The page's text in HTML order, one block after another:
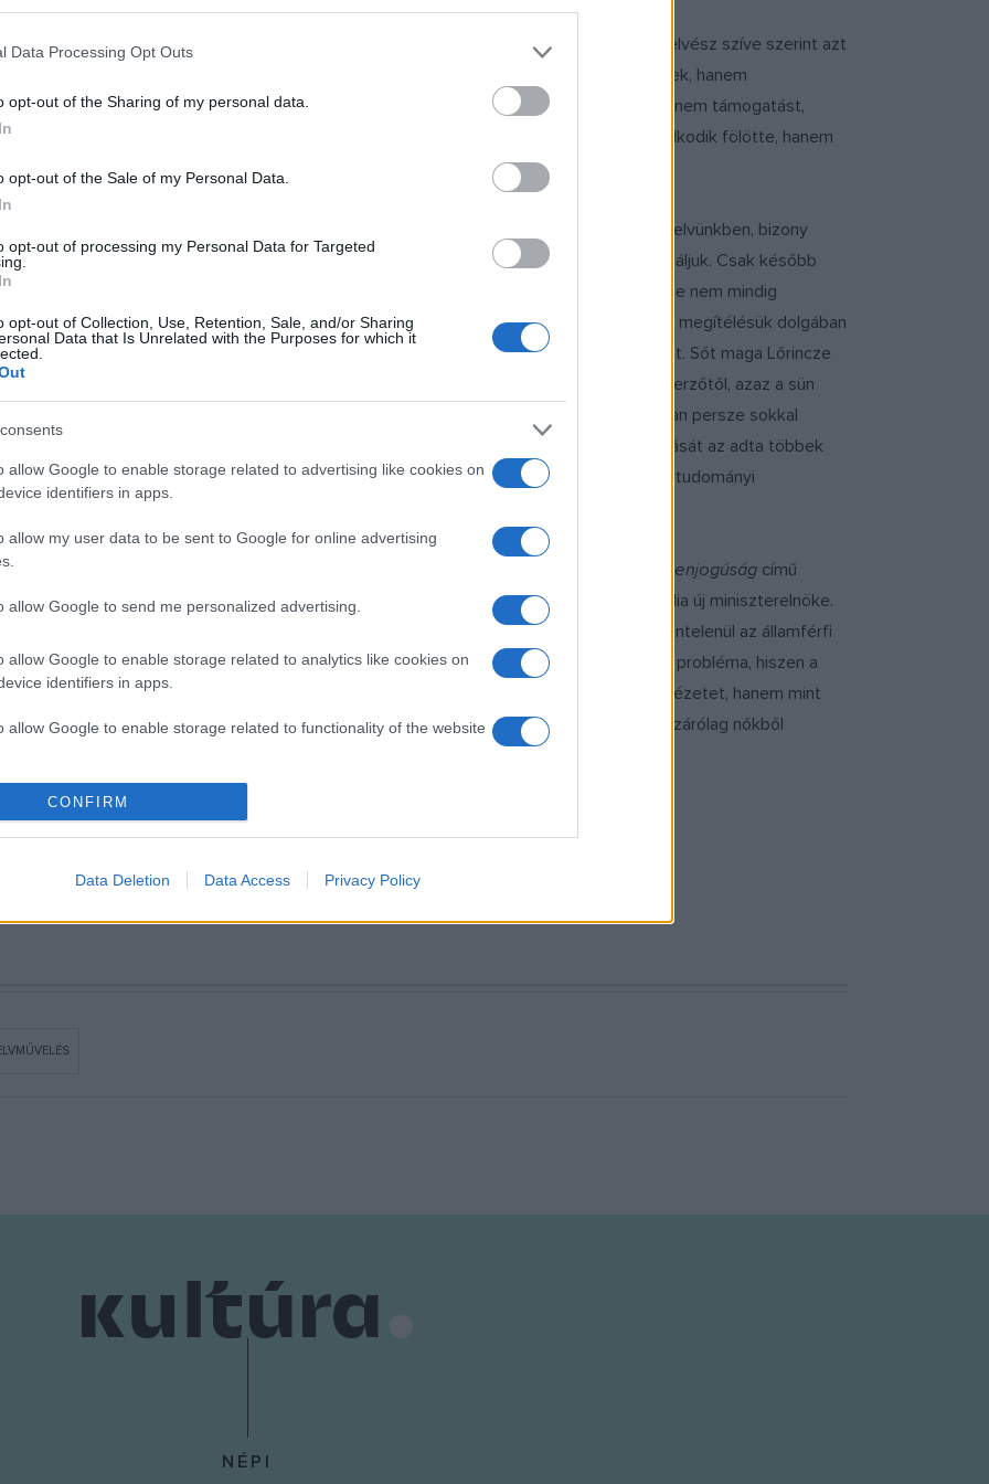
Data Processing Opt Outs
opt-out of the Sharing of my personal data.
opt-out of the Sale of my Personal Data.
opt-out of processing my Personal Data for Targeted
opt-out of Collection, Use, Retention, Sale, and/or Sharing
Data that Is Unrelated with the Purposes for which it
allow Google to enable storage related to advertising like cookies on
identifiers in apps.
allow my user data to be sent to Google for online advertising
allow Google to send me personalized advertising.
allow Google to enable storage related to analytics like cookies on
identifiers in apps.
allow Google to enable storage related to functionality of the website
allow Google to enable storage related to personalization.
functionality and fraud prevention, and other user protection.
CONFIRM
Data Deletion Data Access Privacy Policy
arra a kérdésére, hogyan beszéljenek házastársukról, uram vagy férjem, a jeles nyelvész szíve szerint azt
élete párja szereti. Ilyenkor azonban senki nem mondta, hogy köszönöm, így teszek, hanem
meggyőződését elfogadtassa. „Tulajdonképpen tehát nem is érdeklődni akart, hanem támogatást,
meggyőződéséhez.” Ahhoz, hogy egy öntudatos asszonynak nem ura van, aki uralkodik fölötte, hanem
című írás bevezetését: „Ha egy-egy új jelenség üti fel a fejét nyelvünkben, bizony
tiltakozik ellene a nyelvérzékünk, szokatlannak, furcsának, sőt rossznak találjuk. Csak később
szó és kifejezés közé. Megjelenésekor valóban mindig szokatlan az új szó, de nem mindig
tartalmazó írás ekképp fejeződik be: „A szavak sorsa hát kiszámíthatatlan, de azért a megítélésük dolgában
hangulatunkra hagyatkoznunk.” Nyugodtan állapíthatjuk meg: semmi új nincs a Nap alatt. Sőt maga Lőrincze
bizonyíték erre
című írása. Mi több, egy „sünseregszemlét” kapunk a szerzőtől, azaz a sün
ismerkedhetünk meg, és a záró mondat is tartalmaz efféle kifejezést: „De a valóságban persze sokkal
kis állatnak a kedvelt voltát is bizonyítja.” Az ebben az egységben olvasható írások forrását az adta többek
részese volt egy nagyon fontos tudományos vállalkozásnak: részt vett az MTA Nyelvtudományi
gyűjtőmunkájában.
bizonyos foglalkozásneveknek nincs meg a női változatuk. Nyelvünk és a női egyenjogúság című
jelentette be 1966. január 20-án a Népszabadság cikkírója, hogy Indira Ghandi lett India új miniszterelnöke.
»India egyik legtehetségesebb állami vezetőjére esett a választás«, noha a nyelv önkéntelenül az államférfi
nincsen, kerülgetnünk kell hát a valóságot.” És ez még napjainkban is megoldatlan probléma, hiszen a
„egynemű”. Ám Lőrincze itt is hoz egy példát, ezúttal nem a szépirodalomból vett idézetet, hanem mint
kis hajó volt, és már hosszabb ideje járta a tengereket, s miután a legénysége kizárólag nőkből
Szalay Zoltán / Fortepan
NÉPI